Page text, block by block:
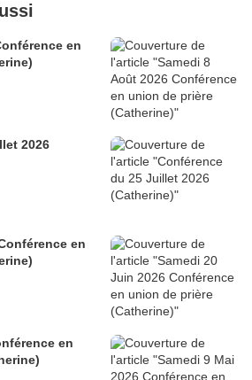
en
2026
en
en